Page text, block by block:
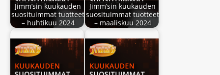
Jimm’sin kuukauden
suosituimmat tuotteet
– huhtikuu 2024
Jimm’sin kuukauden
suosituimmat tuotteet
– maaliskuu 2024